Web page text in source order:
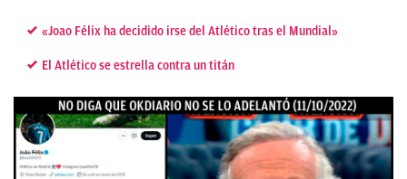
«Joao Félix ha decidido irse del Atlético tras el Mundial»
El Atlético se estrella contra un titán